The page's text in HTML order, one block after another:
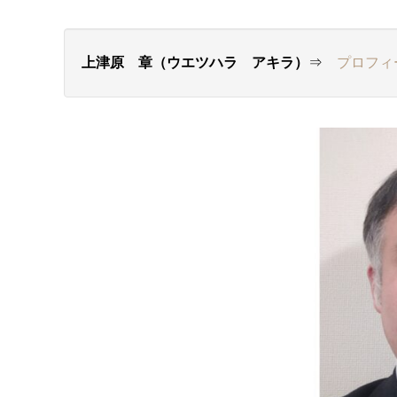
上津原 章（ウエツハラ アキラ） ⇒ プロフィ